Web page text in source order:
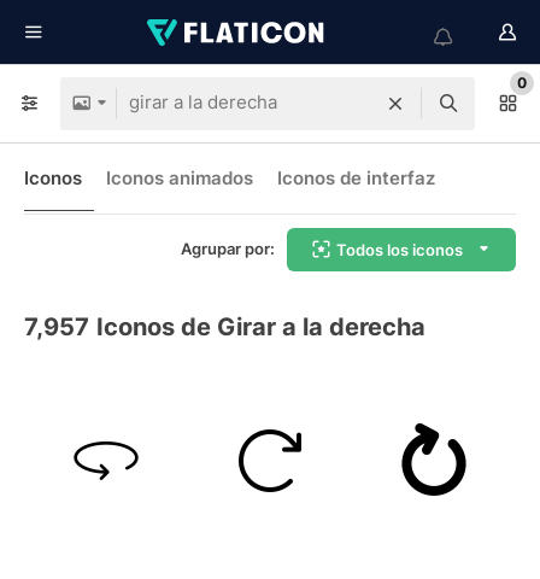
0
Iconos Iconos animados Iconos de interfaz
Agrupar por: Todos los iconos
7,957 Iconos de Girar a la derecha